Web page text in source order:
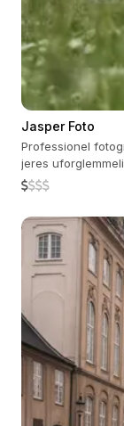
Jasper Foto
Professionel
jeres